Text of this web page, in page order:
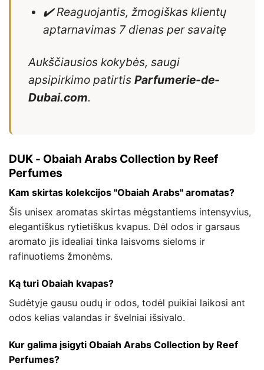
✔️ Reaguojantis, žmogiškas klientų
aptarnavimas 7 dienas per savaitę
Aukščiausios kokybės, saugi
apsipirkimo patirtis Parfumerie-de-
Dubai.com.
DUK - Obaiah Arabs Collection by Reef
Perfumes
Kam skirtas kolekcijos "Obaiah Arabs" aromatas?
Šis unisex aromatas skirtas mėgstantiems intensyvius,
elegantiškus rytietiškus kvapus. Dėl odos ir garsaus
aromato jis idealiai tinka laisvoms sieloms ir
rafinuotiems žmonėms.
Ką turi Obaiah kvapas?
Sudėtyje gausu oudų ir odos, todėl puikiai laikosi ant
odos kelias valandas ir švelniai išsivalo.
Kur galima įsigyti Obaiah Arabs Collection by Reef
Perfumes?